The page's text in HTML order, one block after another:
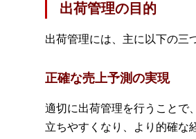
出荷管理の目的
出荷管理には、主に以下の三
正確な売上予測の実現
適切に出荷管理を行うことで
立ちやすくなり、より的確な